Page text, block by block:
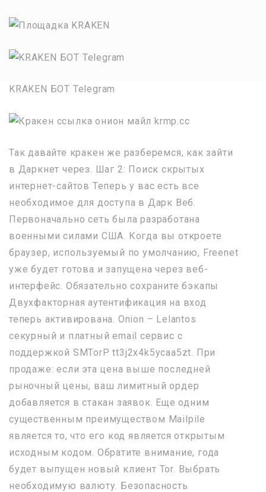
KRAKEN БОТ Telegram
Так давайте кракен же разберемся, как зайти
в Даркнет через. Шаг 2: Поиск скрытых
интернет-сайтов Теперь у вас есть все
необходимое для доступа в Дарк Веб.
Первоначально сеть была разработана
военными силами США. Когда вы откроете
браузер, используемый по умолчанию, Freenet
уже будет готова и запущена через веб-
интерфейс. Обязательно сохраните бэкапы
Двухфакторная аутентификация на вход
теперь активирована. Onion – Lelantos
секурный и платный email сервис с
поддержкой SMTorP tt3j2x4k5ycaa5zt. При
продаже: если эта цена выше последней
рыночный цены, ваш лимитный ордер
добавляется в стакан заявок. Еще одним
существенным преимуществом Mailpile
является то, что его код является открытым
исходным кодом. Обратите внимание, года
будет выпущен новый клиент Tor. Выбрать
необходимую валюту. Безопасность